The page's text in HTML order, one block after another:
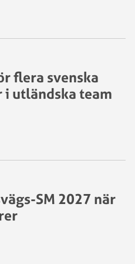
flera svenska
utländska team
SM 2027 när